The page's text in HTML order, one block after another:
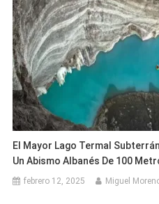
El Mayor Lago Termal
Un Abismo Albanés De 100
febrero 12, 2025 Miguel